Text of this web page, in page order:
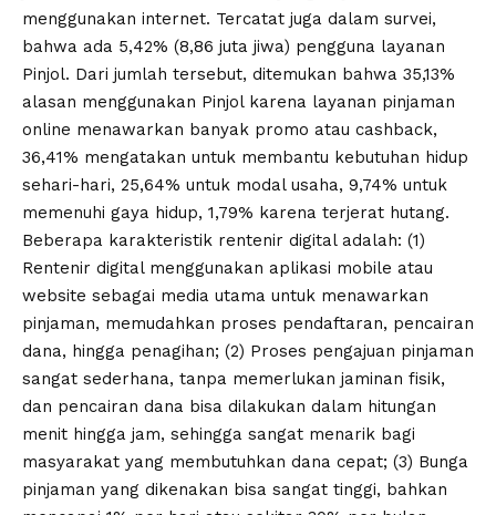
menggunakan internet. Tercatat juga dalam survei,
bahwa ada 5,42% (8,86 juta jiwa) pengguna layanan
Pinjol. Dari jumlah tersebut, ditemukan bahwa 35,13%
alasan menggunakan Pinjol karena layanan pinjaman
online menawarkan banyak promo atau cashback,
36,41% mengatakan untuk membantu kebutuhan hidup
sehari-hari, 25,64% untuk modal usaha, 9,74% untuk
memenuhi gaya hidup, 1,79% karena terjerat hutang.
Beberapa karakteristik rentenir digital adalah: (1)
Rentenir digital menggunakan aplikasi mobile atau
website sebagai media utama untuk menawarkan
pinjaman, memudahkan proses pendaftaran, pencairan
dana, hingga penagihan; (2) Proses pengajuan pinjaman
sangat sederhana, tanpa memerlukan jaminan fisik,
dan pencairan dana bisa dilakukan dalam hitungan
menit hingga jam, sehingga sangat menarik bagi
masyarakat yang membutuhkan dana cepat; (3) Bunga
pinjaman yang dikenakan bisa sangat tinggi, bahkan